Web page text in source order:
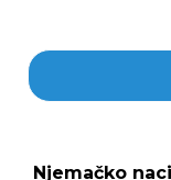
Njemačko